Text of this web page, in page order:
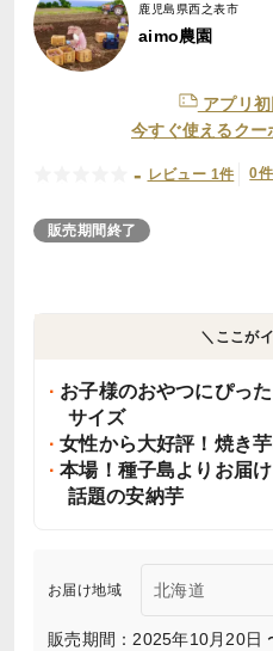
鹿児島県西之表市
aimo農園
アプリ初
今すぐ使えるクー
- レビュー 1件 0
販売期間終了
＼ここが
お子様のおやつにぴっ
サイズ
女性から大好評！焼き
本場！種子島よりお届
話題の安納芋
お届け地域
販売期間：2025年10月20日